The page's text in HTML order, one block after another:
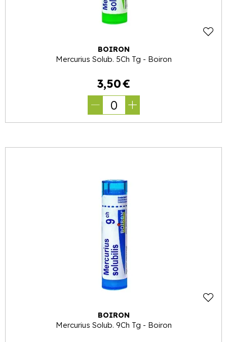
BOIRON
Mercurius Solub. 5Ch Tg - Boiron
3,50€
0
BOIRON
Mercurius Solub. 9Ch Tg - Boiron